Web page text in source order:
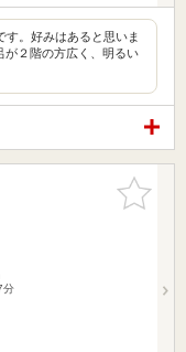
す。好みはあると思いま
が２階の方広く、明るい
お気に入
りに追加
分